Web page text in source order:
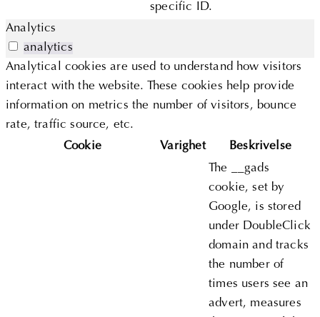
specific ID.
Analytics
analytics
Analytical cookies are used to understand how visitors
interact with the website. These cookies help provide
information on metrics the number of visitors, bounce
rate, traffic source, etc.
Cookie
Varighet Beskrivelse
The __gads
cookie, set by
Google, is stored
under DoubleClick
domain and tracks
the number of
times users see an
advert, measures